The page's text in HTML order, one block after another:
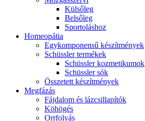
Külsőleg
Belsőleg
Sportoláshoz
Homeopátia
Egykomponensű készítmények
Schüssler termékek
Schüssler kozmetikumok
Schüssler sók
Összetett készítmények
Megfázás
Fájdalom és lázcsillapítók
Köhögés
Orrfolyás